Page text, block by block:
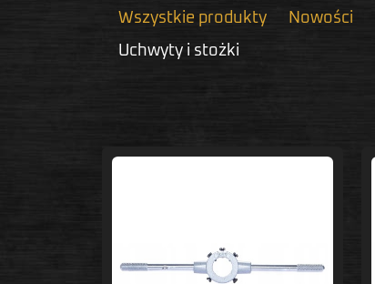
Wszystkie produkty Nowości
Uchwyty i stożki